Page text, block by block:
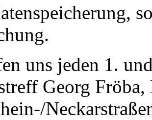
uns jeden 1.
Georg